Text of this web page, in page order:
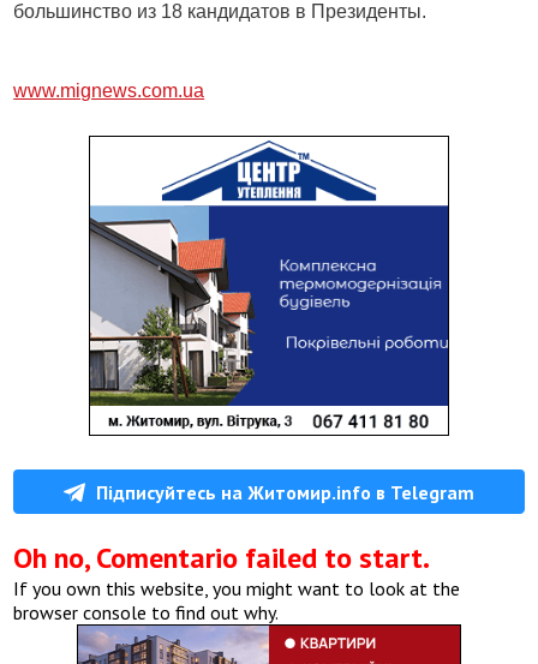
большинство из 18 кандидатов в Президенты.
www.mignews.com.ua
Підписуйтесь на Житомир.info в Telegram
Oh no, Comentario failed to start.
If you own this website, you might want to look at the
browser console to find out why.